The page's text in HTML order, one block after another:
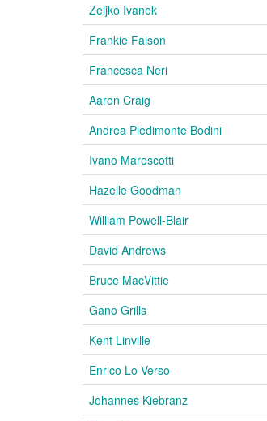
Zeljko Ivanek
Frankie Faison
Francesca Neri
Aaron Craig
Andrea Piedimonte Bodini
Ivano Marescotti
Hazelle Goodman
William Powell-Blair
David Andrews
Bruce MacVittie
Gano Grills
Kent Linville
Enrico Lo Verso
Johannes Kiebranz